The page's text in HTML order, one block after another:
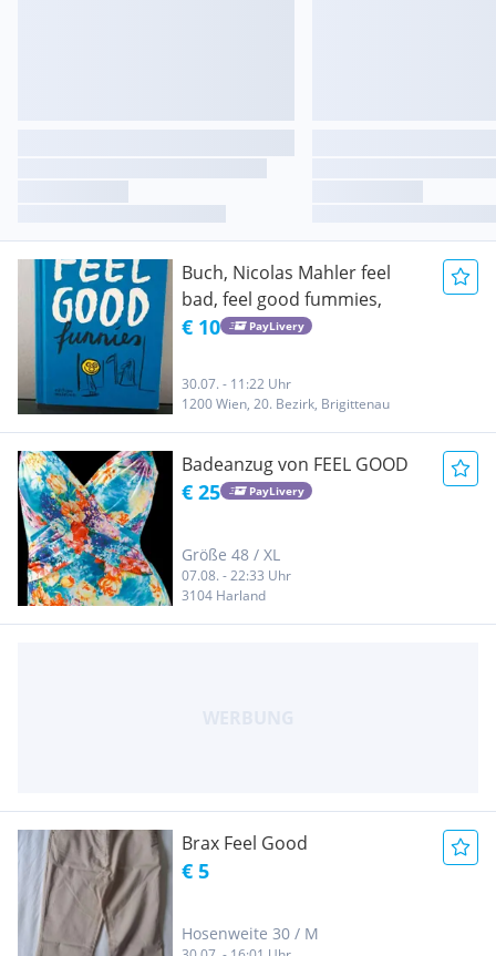
Buch, Nicolas Mahler feel
bad, feel good fummies,
€ 10 PayLivery
30.07. - 11:22 Uhr
1200 Wien, 20. Bezirk, Brigittenau
Badeanzug von FEEL GOOD
€ 25 PayLivery
Größe 48 / XL
07.08. - 22:33 Uhr
3104 Harland
Brax Feel Good
€ 5
Hosenweite 30 / M